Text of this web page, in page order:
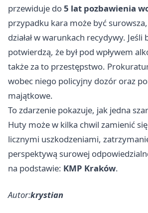
przewiduje do5 lat pozbawienia
przypadku kara może być
działał w warunkach recydywy. Jeśli
potwierdzą, że był pod wpływem
także za to przestępstwo.
wobec niego policyjny dozór oraz
majątkowe.
To zdarzenie pokazuje, jak jedna
Huty może w kilka chwil zamienić
licznymi uszkodzeniami,
perspektywą surowej
na podstawie: KMP Kraków.
Autor:krystian